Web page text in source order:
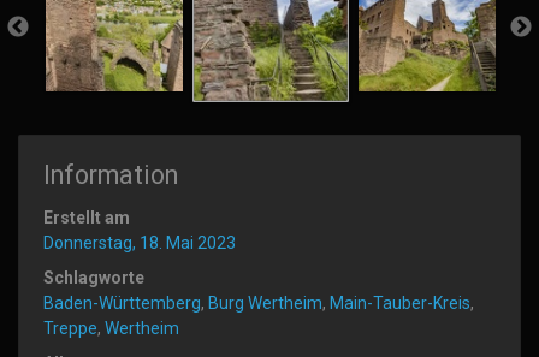
Information
Erstellt am
Donnerstag, 18. Mai 2023
Schlagworte
Baden-Württemberg, Burg Wertheim, Main-Tauber-Kreis,
Treppe, Wertheim